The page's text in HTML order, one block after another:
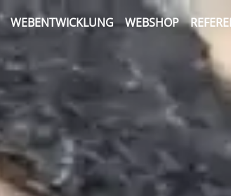
WEBENTWICKLUNG WEBSHOP